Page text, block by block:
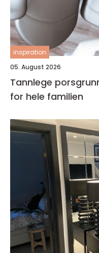
inspiration
05. August 2026
Tannlege porsgrunn trygg
for hele familien